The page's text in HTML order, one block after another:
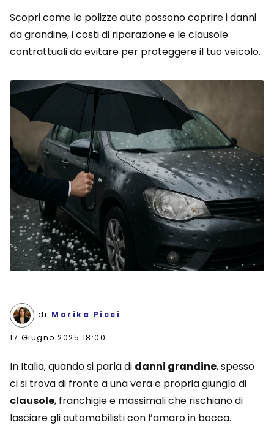
Scopri come le polizze auto possono coprire i danni
da grandine, i costi di riparazione e le clausole
contrattuali da evitare per proteggere il tuo veicolo.
di Marika Picci
17 Giugno 2025 18:00
In Italia, quando si parla di danni grandine, spesso
ci si trova di fronte a una vera e propria giungla di
clausole, franchigie e massimali che rischiano di
lasciare gli automobilisti con l’amaro in bocca.